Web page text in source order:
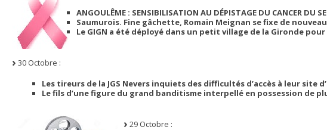
ANGOULÊME : SENSIBILISATION AU DÉPISTAGE DU CANCER DU
Saumurois. Fine gâchette, Romain Meignan se fixe de
Le GIGN a été déployé dans un petit village de la Gironde
30 Octobre :
Les tireurs de la JGS Nevers inquiets des difficultés d’accès à leur site
Le fils d’une figure du grand banditisme interpellé en possession de
29 Octobre :